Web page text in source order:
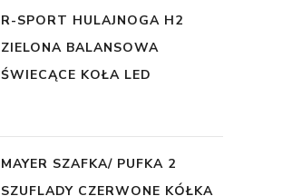
R-SPORT HULAJNOGA H2
ZIELONA BALANSOWA
ŚWIECĄCE KOŁA LED
MAYER SZAFKA/ PUFKA 2
SZUFLADY CZERWONE KÓŁKA